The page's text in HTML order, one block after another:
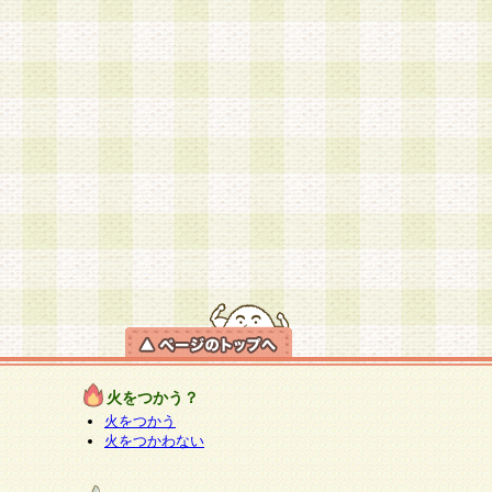
火をつかう？
火をつかう
火をつかわない